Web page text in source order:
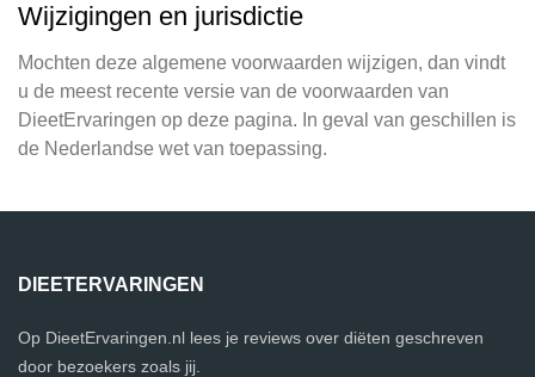
Wijzigingen en jurisdictie
Mochten deze algemene voorwaarden wijzigen, dan vindt
u de meest recente versie van de voorwaarden van
DieetErvaringen op deze pagina. In geval van geschillen is
de Nederlandse wet van toepassing.
DIEETERVARINGEN
Op DieetErvaringen.nl lees je reviews over diëten geschreven
door bezoekers zoals jij.